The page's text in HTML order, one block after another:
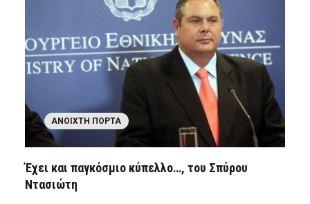
ΑΝΟΙΧΤΉ ΠΌΡΤΑ
Έχει και παγκόσμιο κύπελλο…, του Σπύρου
Ντασιώτη